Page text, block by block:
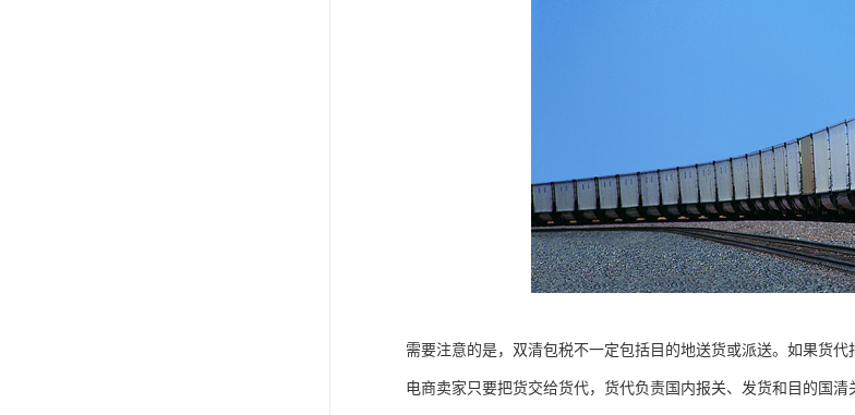
需要注意的是，双清包税不一定包括目的地送货或派送。如果货
电商卖家只要把货交给货代，货代负责国内报关、发货和目的国